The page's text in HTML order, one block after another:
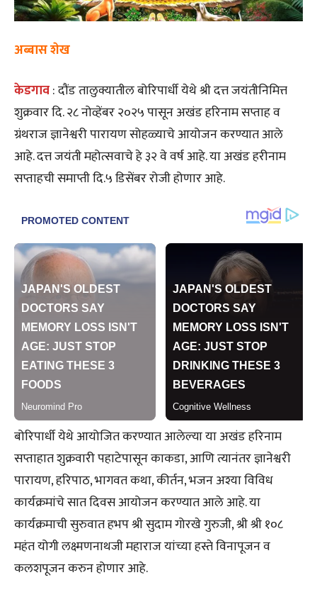
अब्बास शेख
केडगाव: दौंड तालुक्यातील बोरिपार्धी येथे श्री दत्त जयंतीनिमित्त
शुक्रवार दि. २८ नोव्हेंबर २०२५ पासून अखंड हरिनाम सप्ताह व
ग्रंथराज ज्ञानेश्वरी पारायण सोहळ्याचे आयोजन करण्यात आले
आहे. दत्त जयंती महोत्सवाचे हे ३२ वे वर्ष आहे. या अखंड हरीनाम
सप्ताहची समाप्ती दि.५ डिसेंबर रोजी होणार आहे.
बोरिपार्धी येथे आयोजित करण्यात आलेल्या या अखंड हरिनाम
सप्ताहात शुक्रवारी पहाटेपासून काकडा, आणि त्यानंतर ज्ञानेश्वरी
पारायण, हरिपाठ, भागवत कथा, कीर्तन, भजन अश्या विविध
कार्यक्रमांचे सात दिवस आयोजन करण्यात आले आहे. या
कार्यक्रमाची सुरुवात हभप श्री सुदाम गोरखे गुरुजी, श्री श्री १०८
महंत योगी लक्ष्मणनाथजी महाराज यांच्या हस्ते विनापूजन व
कलशपूजन करुन होणार आहे.